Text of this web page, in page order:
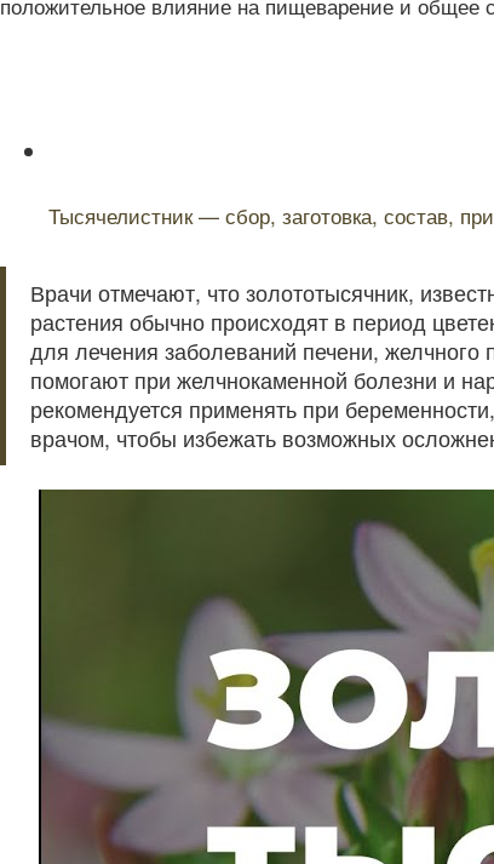
Тысячелистник — сбор, заготовка, состав,
Врачи отмечают, что золототысячник,
растения обычно происходят в период
для лечения заболеваний печени,
помогают при желчнокаменной болезни и
рекомендуется применять при
врачом, чтобы избежать возможных